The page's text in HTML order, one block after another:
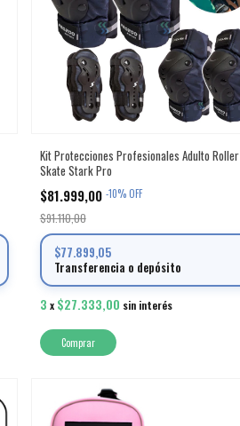
Kit Protecciones Profesionales Adulto Roller
Skate Stark Pro
$81.999,00 -10%OFF
$91.110,00
$77.899,05
Transferencia o depósito
3 x $27.333,00 sin interés
Comprar